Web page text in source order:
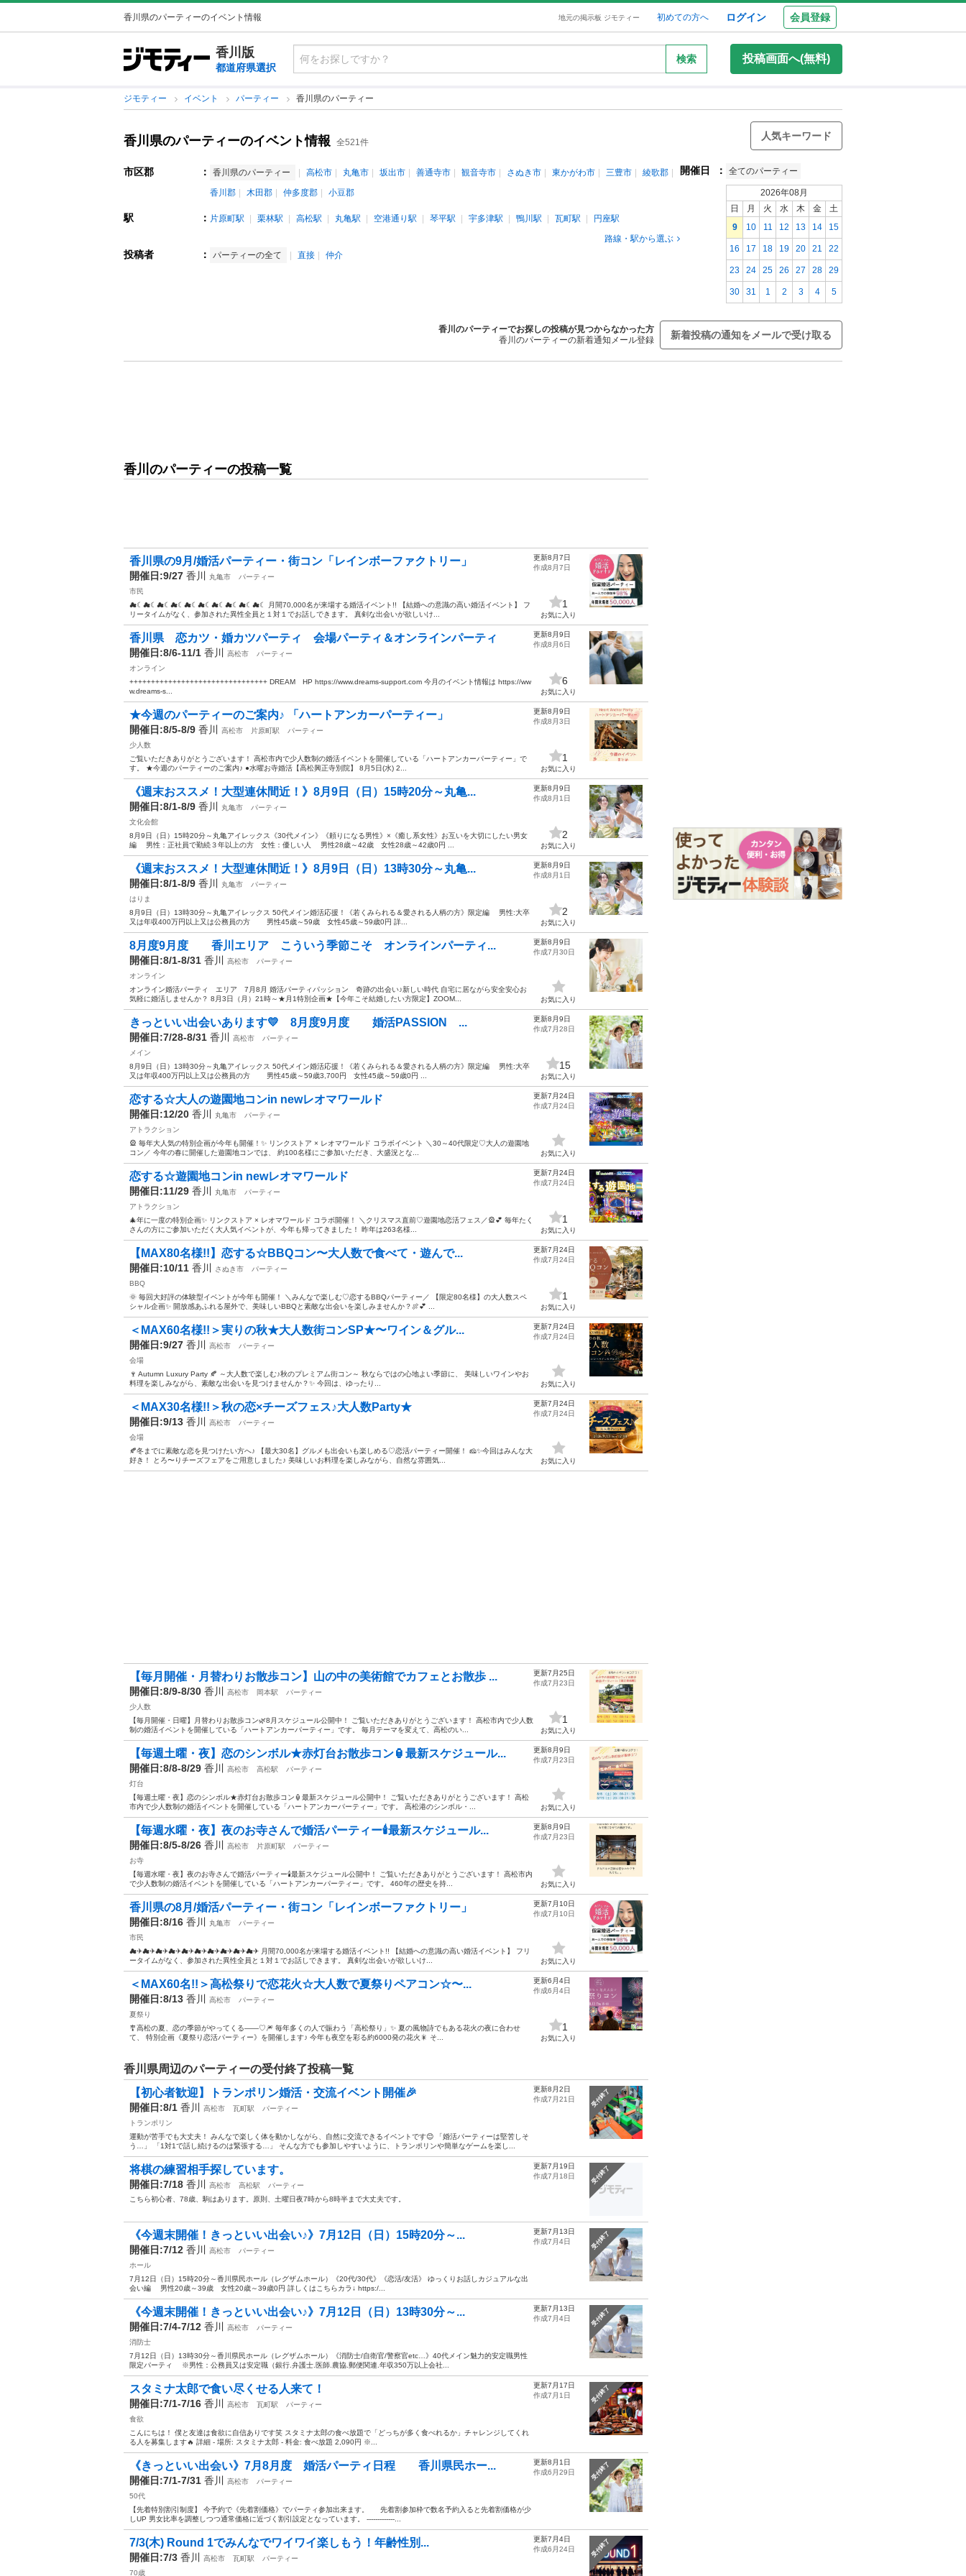
香川県のパーティーのイベント情報 地元の掲示板 ジモティー 初めての方へ ログイン 会員登録
香川版
都道府県選択
検索 投稿画面へ(無料)
ジモティー イベント パーティー 香川県のパーティー
香川県のパーティーのイベント情報 全521件
人気キーワード
市区郡 ： 香川県のパーティー 高松市 丸亀市 坂出市 善通寺市 観音寺市 さぬき市 東かがわ市 三豊市
綾歌郡
香川郡
木田郡 仲多度郡 小豆郡
駅 ： 片原町駅 栗林駅 高松駅 丸亀駅 空港通り駅 琴平駅 宇多津駅 鴨川駅 瓦町駅
円座駅
路線・駅から選ぶ
投稿者 ： パーティーの全て 直接 仲介
開催日 ： 全てのパーティー
2026年08月
日
月 火 水 木 金
土
9
10 11 12 13 14 15
16 17 18 19 20 21 22
23 24 25 26 27 28 29
30 31 1 2 3 4 5
香川のパーティーでお探しの投稿が見つからなかった方
香川のパーティーの新着通知メール登録
新着投稿の通知をメールで受け取る
香川のパーティーの投稿一覧
香川県の9月/婚活パーティー・街コン「レインボーファクトリー」
開催日:9/27 香川 丸亀市
パーティー
市民
☁☾☁☾☁☾☁☾☁☾☁☾☁☾☁☾☁☾☁☾ 月間70,000名が来場する婚活イベント!! 【結婚への意識の高い婚活イベント】 フ
リータイムがなく、参加された異性全員と１対１でお話しできます。 真剣な出会いが欲しいけ...
更新8月7日
作成8月7日
1
お気に入り
香川県 恋カツ・婚カツパーティ 会場パーティ＆オンラインパーティ
開催日:8/6-11/1 香川 高松市
パーティー
オンライン
++++++++++++++++++++++++++++++++ DREAM HP https://www.dreams-support.com 今月のイベント情報は https://ww
w.dreams-s...
更新8月9日
作成8月6日
6
お気に入り
★今週のパーティーのご案内♪ 「ハートアンカーパーティー」
開催日:8/5-8/9 香川 高松市 片原町駅
パーティー
少人数
ご覧いただきありがとうございます！ 高松市内で少人数制の婚活イベントを開催している「ハートアンカーパーティー」で
す。 ★今週のパーティーのご案内♪ ●水曜お寺婚活【高松興正寺別院】 8月5日(水) 2...
更新8月9日
作成8月3日
1
お気に入り
《週末おススメ！大型連休間近！》8月9日（日）15時20分～丸亀...
開催日:8/1-8/9 香川 丸亀市
パーティー
文化会館
8月9日（日）15時20分～丸亀アイレックス《30代メイン》《頼りになる男性》×《癒し系女性》お互いを大切にしたい男女
編 男性：正社員で勤続３年以上の方 女性：優しい人 男性28歳～42歳 女性28歳～42歳0円 ...
更新8月9日
作成8月1日
2
お気に入り
《週末おススメ！大型連休間近！》8月9日（日）13時30分～丸亀...
開催日:8/1-8/9 香川 丸亀市
パーティー
はりま
8月9日（日）13時30分～丸亀アイレックス 50代メイン婚活応援！《若くみられる＆愛される人柄の方》限定編 男性:大卒
又は年収400万円以上又は公務員の方 男性45歳～59歳 女性45歳～59歳0円 詳...
更新8月9日
作成8月1日
2
お気に入り
8月度9月度 香川エリア こういう季節こそ オンラインパーティ...
開催日:8/1-8/31 香川 高松市
パーティー
オンライン
オンライン婚活パーティ エリア 7月8月 婚活パーティパッション 奇跡の出会い♪新しい時代 自宅に居ながら安全安心お
気軽に婚活しませんか？ 8月3日（月）21時～★月1特別企画★【今年こそ結婚したい方限定】ZOOM...
更新8月9日
作成7月30日
お気に入り
きっといい出会いあります💛 8月度9月度 婚活PASSION ...
開催日:7/28-8/31 香川 高松市
パーティー
メイン
8月9日（日）13時30分～丸亀アイレックス 50代メイン婚活応援！《若くみられる＆愛される人柄の方》限定編 男性:大卒
又は年収400万円以上又は公務員の方 男性45歳～59歳3,700円 女性45歳～59歳0円 ...
更新8月9日
作成7月28日
15
お気に入り
恋する☆大人の遊園地コンin newレオマワールド
開催日:12/20 香川 丸亀市
パーティー
アトラクション
🎡 毎年大人気の特別企画が今年も開催！✨ リンクストア × レオマワールド コラボイベント ＼30～40代限定♡大人の遊園地
コン／ 今年の春に開催した遊園地コンでは、 約100名様にご参加いただき、大盛況とな...
更新7月24日
作成7月24日
お気に入り
恋する☆遊園地コンin newレオマワールド
開催日:11/29 香川 丸亀市
パーティー
アトラクション
🎄年に一度の特別企画✨ リンクストア × レオマワールド コラボ開催！ ＼クリスマス直前♡遊園地恋活フェス／🎡💕 毎年たく
さんの方にご参加いただく大人気イベントが、今年も帰ってきました！ 昨年は263名様...
更新7月24日
作成7月24日
1
お気に入り
【MAX80名様!!】恋する☆BBQコン〜大人数で食べて・遊んで...
開催日:10/11 香川 さぬき市
パーティー
BBQ
🌞 毎回大好評の体験型イベントが今年も開催！ ＼みんなで楽しむ♡恋するBBQパーティー／ 【限定80名様】の大人数スペ
シャル企画✨ 開放感あふれる屋外で、美味しいBBQと素敵な出会いを楽しみませんか？🍖💕 ...
更新7月24日
作成7月24日
1
お気に入り
＜MAX60名様!!＞実りの秋★大人数街コンSP★〜ワイン＆グル...
開催日:9/27 香川 高松市
パーティー
会場
🍷 Autumn Luxury Party 🍂 ～大人数で楽しむ♪秋のプレミアム街コン～ 秋ならではの心地よい季節に、 美味しいワインやお
料理を楽しみながら、素敵な出会いを見つけませんか？✨ 今回は、ゆったり...
更新7月24日
作成7月24日
お気に入り
＜MAX30名様!!＞秋の恋×チーズフェス♪大人数Party★
開催日:9/13 香川 高松市
パーティー
会場
🍂冬までに素敵な恋を見つけたい方へ♪ 【最大30名】グルメも出会いも楽しめる♡恋活パーティー開催！ 🧀✨今回はみんな大
好き！ とろ〜りチーズフェアをご用意しました♪ 美味しいお料理を楽しみながら、自然な雰囲気...
更新7月24日
作成7月24日
お気に入り
【毎月開催・月替わりお散歩コン】山の中の美術館でカフェとお散歩 ...
開催日:8/9-8/30 香川 高松市 岡本駅
パーティー
少人数
【毎月開催・日曜】月替わりお散歩コン🌿8月スケジュール公開中！ ご覧いただきありがとうございます！ 高松市内で少人数
制の婚活イベントを開催している「ハートアンカーパーティー」です。 毎月テーマを変えて、高松のい...
更新7月25日
作成7月23日
1
お気に入り
【毎週土曜・夜】恋のシンボル★赤灯台お散歩コン🏮最新スケジュール...
開催日:8/8-8/29 香川 高松市 高松駅
パーティー
灯台
【毎週土曜・夜】恋のシンボル★赤灯台お散歩コン🏮最新スケジュール公開中！ ご覧いただきありがとうございます！ 高松
市内で少人数制の婚活イベントを開催している「ハートアンカーパーティー」です。 高松港のシンボル・...
更新8月9日
作成7月23日
お気に入り
【毎週水曜・夜】夜のお寺さんで婚活パーティー🕯️最新スケジュール...
開催日:8/5-8/26 香川 高松市 片原町駅
パーティー
お寺
【毎週水曜・夜】夜のお寺さんで婚活パーティー🕯️最新スケジュール公開中！ ご覧いただきありがとうございます！ 高松市内
で少人数制の婚活イベントを開催している「ハートアンカーパーティー」です。 460年の歴史を持...
更新8月9日
作成7月23日
お気に入り
香川県の8月/婚活パーティー・街コン「レインボーファクトリー」
開催日:8/16 香川 丸亀市
パーティー
市民
☁✈☁✈☁✈☁✈☁✈☁✈☁✈☁✈☁✈☁✈ 月間70,000名が来場する婚活イベント!! 【結婚への意識の高い婚活イベント】 フリ
ータイムがなく、参加された異性全員と１対１でお話しできます。 真剣な出会いが欲しいけ...
更新7月10日
作成7月10日
お気に入り
＜MAX60名!!＞高松祭りで恋花火☆大人数で夏祭りペアコン☆〜...
開催日:8/13 香川 高松市
パーティー
夏祭り
🎐高松の夏、恋の季節がやってくる——♡🎆 毎年多くの人で賑わう「高松祭り」✨ 夏の風物詩でもある花火の夜に合わせ
て、 特別企画《夏祭り恋活パーティー》を開催します♪ 今年も夜空を彩る約6000発の花火🎇 そ...
更新6月4日
作成6月4日
1
お気に入り
香川県周辺のパーティーの受付終了投稿一覧
受付終了
【初心者歓迎】トランポリン婚活・交流イベント開催🎉
開催日:8/1 香川 高松市 瓦町駅
パーティー
トランポリン
運動が苦手でも大丈夫！ みんなで楽しく体を動かしながら、自然に交流できるイベントです😊 「婚活パーティーは堅苦しそ
う…」 「1対1で話し続けるのは緊張する…」 そんな方でも参加しやすいように、トランポリンや簡単なゲームを楽し...
更新8月2日
作成7月21日
受付終了
将棋の練習相手探しています。
開催日:7/18 香川 高松市 高松駅
パーティー
こちら初心者、78歳、駒はあります。原則、土曜日夜7時から8時半まで大丈夫です。
更新7月19日
作成7月18日
受付終了
《今週末開催！きっといい出会い♪》7月12日（日）15時20分～...
開催日:7/12 香川 高松市
パーティー
ホール
7月12日（日）15時20分～香川県民ホール（レグザムホール）《20代/30代》《恋活/友活》 ゆっくりお話しカジュアルな出
会い編 男性20歳～39歳 女性20歳～39歳0円 詳しくはこちらカラ↓ https:/...
更新7月13日
作成7月4日
受付終了
《今週末開催！きっといい出会い♪》7月12日（日）13時30分～...
開催日:7/4-7/12 香川 高松市
パーティー
消防士
7月12日（日）13時30分～香川県民ホール（レグザムホール）《消防士/自衛官/警察官etc…》40代メイン魅力的安定職男性
限定パーティ ※男性：公務員又は安定職（銀行.弁護士.医師.農協.郵便関連.年収350万以上会社...
更新7月13日
作成7月4日
受付終了
スタミナ太郎で食い尽くせる人来て！
開催日:7/1-7/16 香川 高松市 瓦町駅
パーティー
食欲
こんにちは！ 僕と友達は食欲に自信ありです笑 スタミナ太郎の食べ放題で「どっちが多く食べれるか」チャレンジしてくれ
る人を募集します🔥 詳細 - 場所: スタミナ太郎 - 料金: 食べ放題 2,090円 ※...
更新7月17日
作成7月1日
受付終了
《きっといい出会い》7月8月度 婚活パーティ日程 香川県民ホー...
開催日:7/1-7/31 香川 高松市
パーティー
50代
【先着特別割引制度】 今予約で《先着割価格》でパーティ参加出来ます。 先着割参加枠で数名予約入ると先着割価格が少
しUP 男女比率を調整しつつ通常価格に近づく割引設定となっています。 -------------...
更新8月1日
作成6月29日
受付終了
7/3(木) Round 1でみんなでワイワイ楽しもう！年齢性別...
開催日:7/3 香川 高松市 瓦町駅
パーティー
70歳
更新7月4日
作成6月24日